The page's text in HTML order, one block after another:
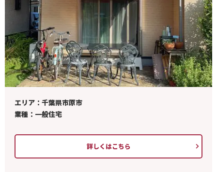
エリア：千葉県市原市
業種：一般住宅
詳しくはこちら